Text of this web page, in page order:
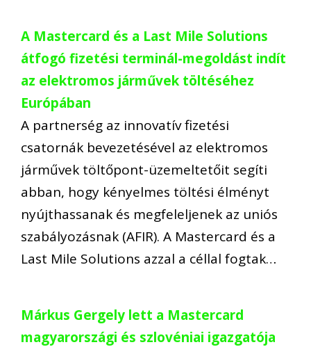
A Mastercard és a Last Mile Solutions
átfogó fizetési terminál-megoldást indít
az elektromos járművek töltéséhez
Európában
A partnerség az innovatív fizetési
csatornák bevezetésével az elektromos
járművek töltőpont-üzemeltetőit segíti
abban, hogy kényelmes töltési élményt
nyújthassanak és megfeleljenek az uniós
szabályozásnak (AFIR). A Mastercard és a
Last Mile Solutions azzal a céllal fogtak…
Márkus Gergely lett a Mastercard
magyarországi és szlovéniai igazgatója